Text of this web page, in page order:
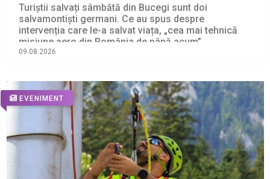
Turiștii salvați sâmbătă din Bucegi sunt doi
salvamontiști germani. Ce au spus despre
intervenția care le-a salvat viața, „cea mai tehnică
misiune aero din România de până acum”
09.08.2026
EVENIMENT